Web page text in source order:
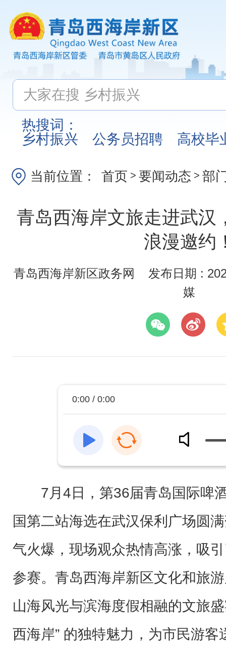
热搜词：
乡村振兴
公务员招聘 高校毕
当前位置： 首页 > 要闻动态 > 部
青岛西海岸文旅走进武汉
浪漫邀约
青岛西海岸新区政务网
发布日期 :
媒
0:00 / 0:00
7月4日，第36届青岛国际啤
国第二站海选在武汉保利广场圆
气火爆，现场观众热情高涨，吸
参赛。青岛西海岸新区文化和旅
山海风光与滨海度假相融的文旅
西海岸” 的独特魅力，为市民游